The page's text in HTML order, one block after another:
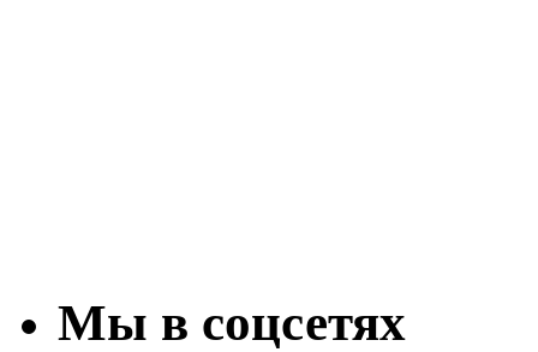
Мы в соцсетях